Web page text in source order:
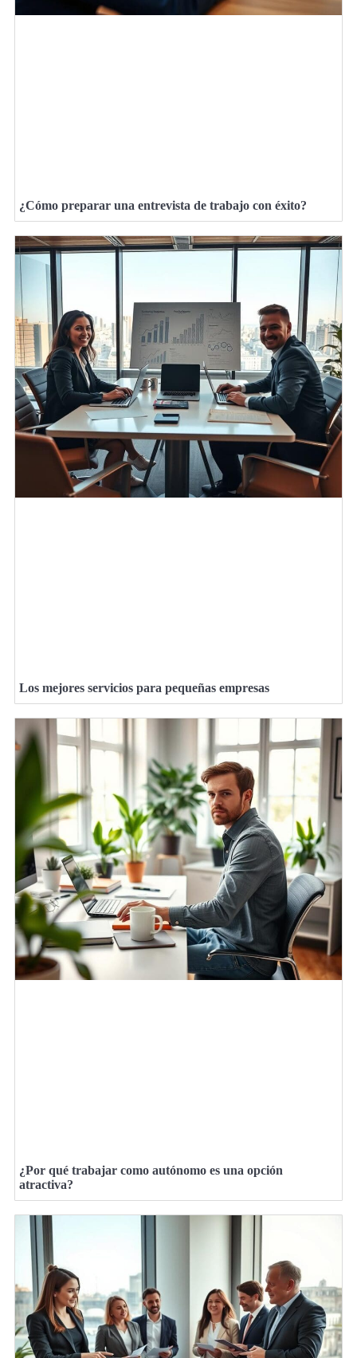
¿Cómo preparar una entrevista de trabajo con éxito?
Los mejores servicios para pequeñas empresas
¿Por qué trabajar como autónomo es una opción
atractiva?